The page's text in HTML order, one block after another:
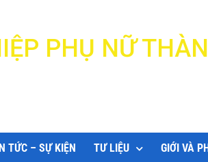
PHỤ NỮ
TỨC – SỰ KIỆN TƯ LIỆU GIỚI VÀ